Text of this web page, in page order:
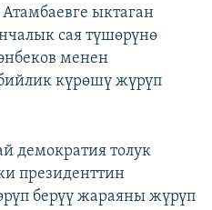
ыктаган
сая түшөрүнө
менен
күрөшү жүрүп
демократия толук
президенттин
берүү жараяны жүрүп